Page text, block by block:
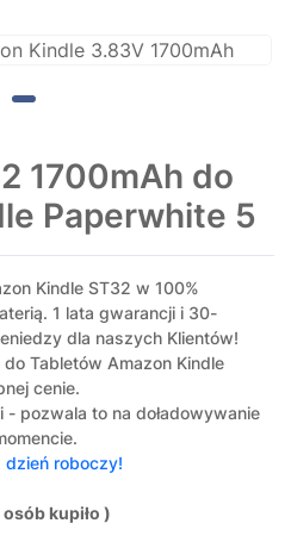
1700mAh do
Paperwhite 5
Kindle ST32 w 100%
1 lata gwarancji i 30-
dla naszych Klientów!
Tabletów Amazon Kindle
cenie.
- pozwala to na doładowywanie
dzień roboczy!
kupiło )